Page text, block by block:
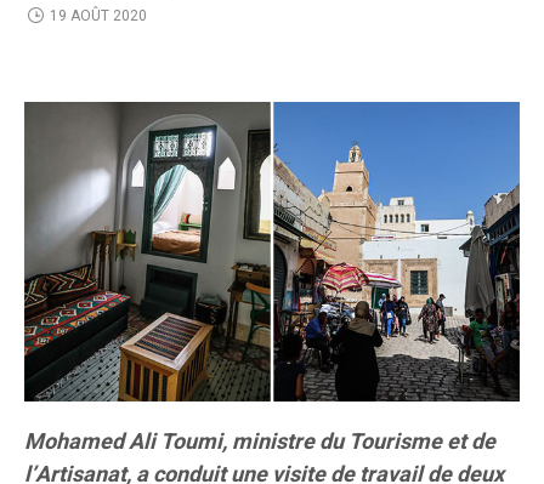
19 AOÛT 2020
Mohamed Ali Toumi, ministre du Tourisme et de
l’Artisanat, a conduit une visite de travail de deux